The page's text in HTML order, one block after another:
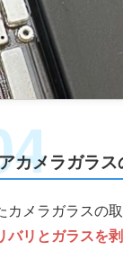
カメラガラス
カメラガラスの
バリとガラスを